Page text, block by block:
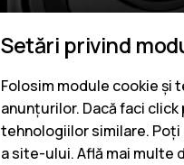
Setări privind
Folosim module cookie și
anunțurilor. Dacă faci
tehnologiilor similare.
a site-ului. Află mai multe